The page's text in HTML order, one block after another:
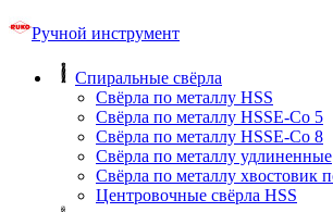
Ручной инструмент
Спиральные свёрла
Свёрла по металлу HSS
Свёрла по металлу HSSE-Co 5
Свёрла по металлу HSSE-Co 8
Свёрла по металлу удлиненные
Свёрла по металлу хвостовик
Центровочные свёрла HSS